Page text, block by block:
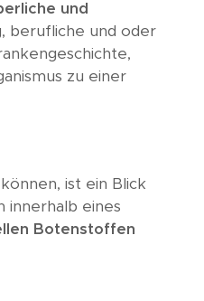
und
berufliche und oder
zu einer
ist ein Blick
innerhalb eines
Botenstoffen